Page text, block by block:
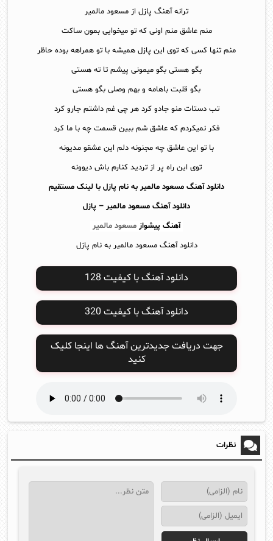
ترانه آهنگ پازل از مسعود مالمیر
منم عاشق منم اونی که تو میخوایی بمون ساکت
منم تنها کسی که توی این پازل همیشه با تو همراهه بوده حاظر
بگو هستی بگو میمونی پیشم تا ته هستی
بگو قلبت باهامه و بهم وصلی بگو هستی
تب دستات منو جادو کرد هر چی غم داشتم جارو کرد
فکر نمیکردم که عاشق شم ببین قسمت چه با ما کرد
با تو این عاشق چه مجنونه دلم این عشقو مدیونه
توی این راه پر از تردید کنارم باش دیوونه
دانلود آهنگ مسعود مالمیر به نام پازل با لینک مستقیم
دانلود آهنگ مسعود مالمیر – پازل
آهنگ پیشواز مسعود مالمیر
دانلود آهنگ مسعود مالمیر به نام پازل
دانلود آهنگ با کیفیت 128
دانلود آهنگ با کیفیت 320
جهت دریافت جدیدترین آهنگ ها اینجا کلیک
کنید
نظرات